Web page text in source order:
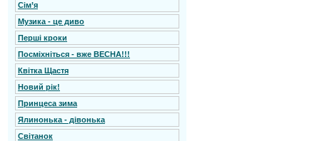
Сім’я
Mузика - це диво
Перші кроки
Посміхніться - вже ВЕСНА!!!
Квітка Щастя
Новий рік!
Принцеса зима
Ялинонька - дівонька
Світанок